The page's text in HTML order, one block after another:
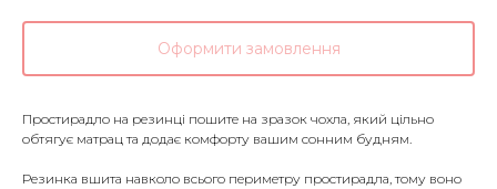
Оформити замовлення
Простирадло на резинці пошите на зразок чохла, який цільно
обтягує матрац та додає комфорту вашим сонним будням.
Резинка вшита навколо всього периметру простирадла, тому воно